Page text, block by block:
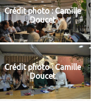
Crédit photo : Camille
Doucet
Crédit photo : Camille
Doucet